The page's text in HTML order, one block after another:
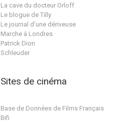
La cave du docteur Orloff
Le blogue de Tilly
Le journal d'une dériveuse
Marche à Londres
Patrick Dion
Schleuder
Sites de cinéma
Base de Données de Films Français
Bifi